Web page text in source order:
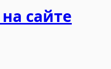
сайте